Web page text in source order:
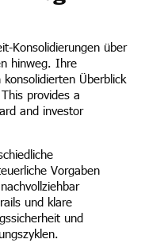
Konsolidierungen über
hinweg. Ihre
Überblick
provides a
and investor
Vorgaben
und klare
und